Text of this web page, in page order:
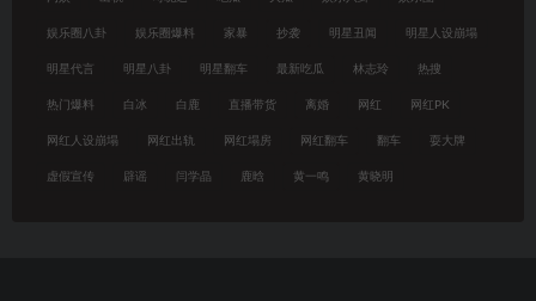
娱乐圈八卦 娱乐圈爆料 家暴 抄袭 明星丑闻 明星人设崩塌
明星代言 明星八卦 明星翻车 最新吃瓜 林志玲 热搜
热门爆料 白冰 白鹿 直播带货 离婚 网红 网红PK
网红人设崩塌 网红出轨 网红塌房 网红翻车 翻车 耍大牌
虚假宣传 辟谣 闫学晶 鹿晗 黄一鸣 黄晓明